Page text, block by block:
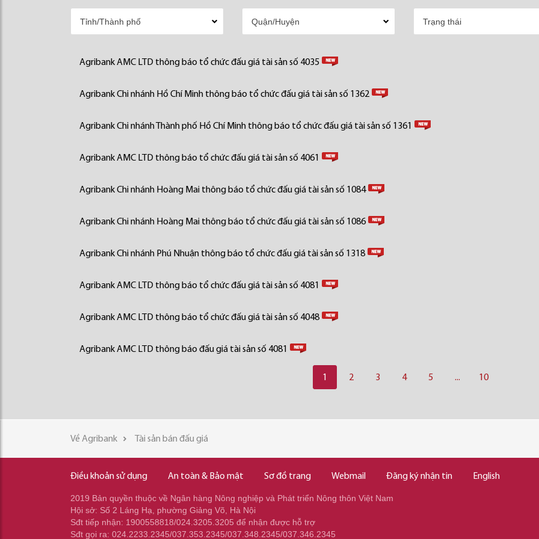
Agribank AMC LTD thông báo tổ chức đấu giá tài sản số 4035
Agribank Chi nhánh Hồ Chí Minh thông báo tổ chức đấu giá tài sản số 1362
Agribank Chi nhánh Thành phố Hồ Chí Minh thông báo tổ chức đấu giá tài sản số 1361
Agribank AMC LTD thông báo tổ chức đấu giá tài sản số 4061
Agribank Chi nhánh Hoàng Mai thông báo tổ chức đấu giá tài sản số 1084
Agribank Chi nhánh Hoàng Mai thông báo tổ chức đấu giá tài sản số 1086
Agribank Chi nhánh Phú Nhuận thông báo tổ chức đấu giá tài sản số 1318
Agribank AMC LTD thông báo tổ chức đấu giá tài sản số 4081
Agribank AMC LTD thông báo tổ chức đấu giá tài sản số 4048
Agribank AMC LTD thông báo đấu giá tài sản số 4081
1 2 3 4 5 ... 10
Về Agribank Tài sản bán đấu giá
Điều khoản sử dụng An toàn & Bảo mật Sơ đồ trang Webmail Đăng ký nhận tin English
2019 Bản quyền thuộc về Ngân hàng Nông nghiệp và Phát triển Nông thôn Việt Nam
Hội sở: Số 2 Láng Hạ, phường Giảng Võ, Hà Nội
Sđt tiếp nhận: 1900558818/024.3205.3205 để nhận được hỗ trợ
Sđt gọi ra: 024.2233.2345/037.353.2345/037.348.2345/037.346.2345